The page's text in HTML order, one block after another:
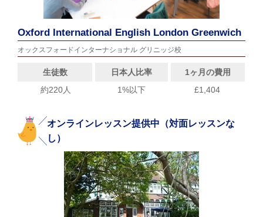
Oxford International English London Greenwich
オックスフォードインターナショナル グリニッジ校
生徒数 日本人比率
1ヶ月の費用
約220人
1%以下 £1,404
オンラインレッスン提供中（対面レッスンな
し）